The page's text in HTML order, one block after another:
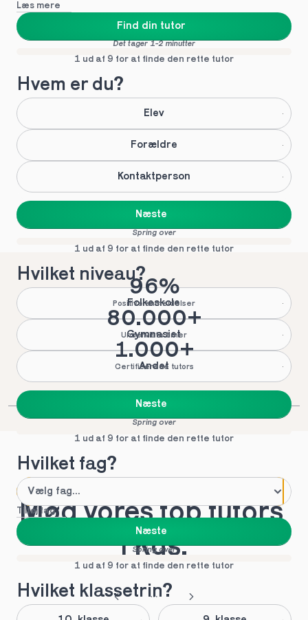
Læs mere
Find din tutor
Det tager 1-2 minutter
1 ud af 9 for at finde den rette tutor
Hvem er du?
Elev
Forældre
Kontaktperson
Næste
Spring over
1 ud af 9 for at finde den rette tutor
Hvilket niveau?
Folkeskole
Gymnasiet
Andet
Næste
Spring over
1 ud af 9 for at finde den rette tutor
Hvilket fag?
Tilføj fag
Næste
Spring over
1 ud af 9 for at finde den rette tutor
Hvilket klassetrin?
96%
Positive anmeldelser
80.000+
Underviste timer
1.000+
Certificerede tutors
Mød vores top tutors
i Kgs.